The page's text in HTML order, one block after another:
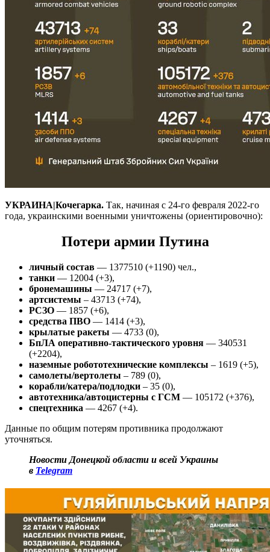
УКРАИНА|Кочегарка. Так, начиная с 24-го февраля 2022-го
года, украинскими военными уничтожены (ориентировочно):
Потери армии Путина
личный состав — 1377510 (+1190) чел.,
танки — 12004 (+3),
бронемашины — 24717 (+7),
артсистемы – 43713 (+74),
РСЗО — 1857 (+6),
средства ПВО — 1414 (+3),
крылатые ракеты — 4733 (0),
БпЛА оперативно-тактического уровня — 340531
(+2204),
наземные робототехнические комплексы – 1619 (+5),
самолеты/вертолеты – 789 (0),
корабли/катера/подлодки – 35 (0),
автотехника/автоцистерны с ГСМ — 105172 (+376),
спецтехника — 4267 (+4).
Данные по общим потерям противника продолжают
уточняться.
Новости Донецкой области и всей Украины
в Telegram